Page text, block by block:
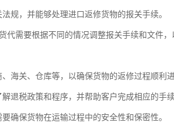
规，并能够处理进口返修货物的报关手续。
代需要根据不同的情况调整报关手续和文件
海关、仓库等，以确保货物的返修过程顺利进
退税政策和程序，并帮助客户完成相应的手续
确保货物在运输过程中的安全性和保密性。